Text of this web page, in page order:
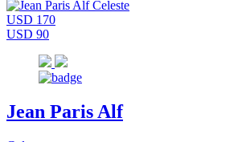
USD 170
USD 90
Jean Paris Alf